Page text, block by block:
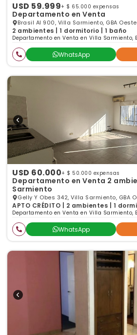
USD 59.999+ $ 65.000 expensas
Departamento en Venta
Brasil Al 900, Villa Sarmiento, GBA Oeste
2 ambientes | 1 dormitorio | 1 baño
Departamento en Venta en Villa Sarmiento,
WhatsApp
USD 60.000+ $ 50.000 expensas
Departamento en Venta 2
Sarmiento
Gelly Y Obes 342, Villa Sarmiento, GBA
APTO CRÉDITO | 2 ambientes | 1
Departamento en Venta en Villa Sarmiento,
WhatsApp